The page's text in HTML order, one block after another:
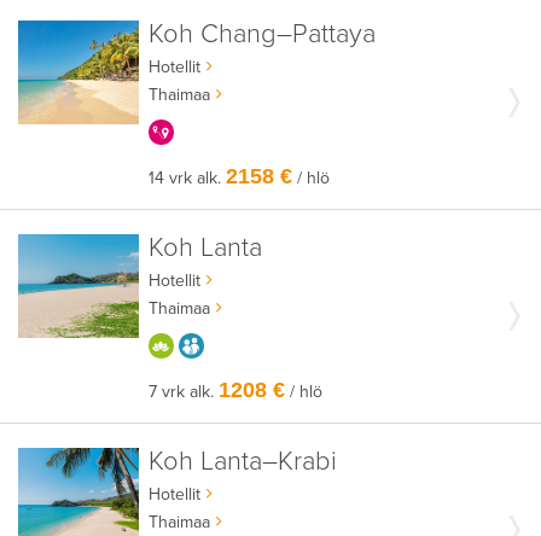
Koh Chang–Pattaya
Hotellit
Thaimaa
14 vrk alk.2158 € / hlö
Koh Lanta
Hotellit
Thaimaa
HYVÄÄN OLOON
7 vrk alk. 1208 € / hlö
Koh Lanta–Krabi
Hotellit
Thaimaa